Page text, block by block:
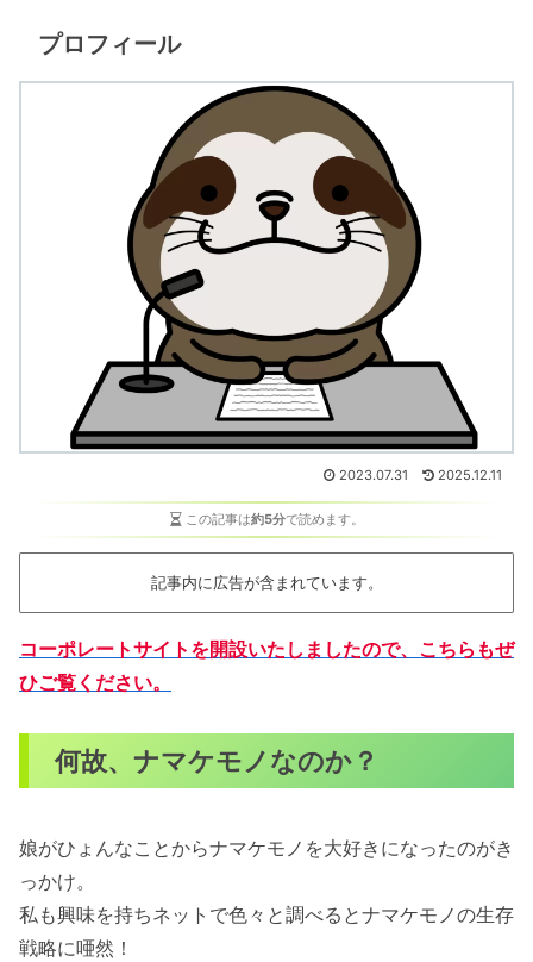
プロフィール
2023.07.31 2025.12.11
この記事は約5分で読めます。
記事内に広告が含まれています。
コーポレートサイトを開設いたしましたので、 こちらもぜ
ひご覧ください。
何故、ナマケモノなのか？
娘がひょんなことからナマケモノを大好きになったのがき
っかけ。
私も興味を持ちネットで色々と調べるとナマケモノの生存
戦略に唖然！